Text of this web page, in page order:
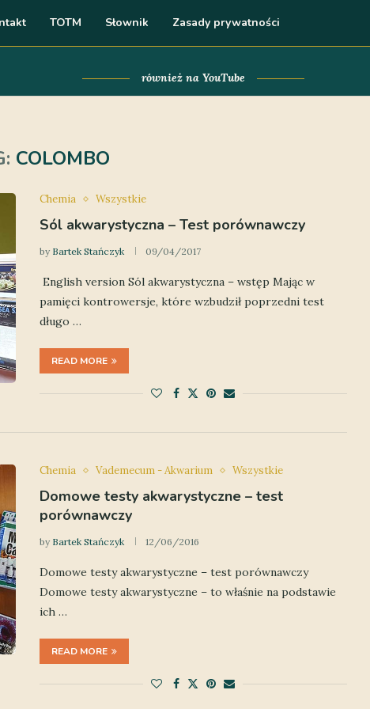
TOTM Słownik Zasady prywatności
również na YouTube
COLOMBO
Chemia Wszystkie
Sól akwarystyczna – Test porównawczy
by Bartek Stańczyk 09/04/2017
English version Sól akwarystyczna – wstęp Mając w
pamięci kontrowersje, które wzbudził poprzedni test
długo …
READ MORE
Chemia Vademecum - Akwarium Wszystkie
Domowe testy akwarystyczne – test
porównawczy
by Bartek Stańczyk 12/06/2016
Domowe testy akwarystyczne – test porównawczy
Domowe testy akwarystyczne – to właśnie na podstawie
ich …
READ MORE